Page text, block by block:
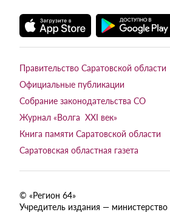
Правительство Саратовской области
Официальные публикации
Собрание законодательства СО
Журнал «Волга XXI век»
Книга памяти Саратовской области
Саратовская областная газета
© «Регион 64»
Учредитель издания —